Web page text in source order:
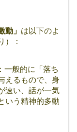
動」 は以下のよ
）：
一般的に「落ち
えるもので、身
速い、話が一気
いう精神的多動